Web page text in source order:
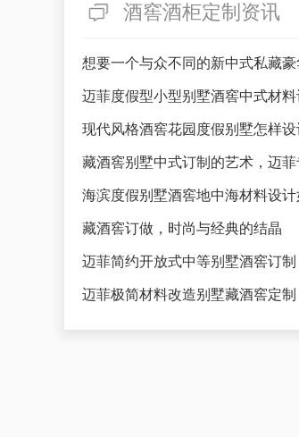
酒窖酒柜定制资讯
想要一个与众不同的新中式私藏
迈菲度假型小型别墅酒窖中式材
藏酒窖别墅中式订制的艺术，迈
海滨度假别墅酒窖地中海材料设
藏酒窖订做，时尚与经典的结晶
迈菲简约开放式中等别墅酒窖订
迈菲极简材料改造别墅藏酒窖定